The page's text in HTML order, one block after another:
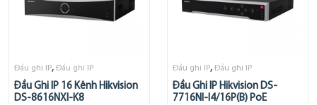
Đầu ghi IP, Đầu ghi IP
Đầu Ghi IP 16 Kênh Hikvision
DS-8616NXI-K8
Đầu ghi IP, Đầu ghi IP
Đầu Ghi IP Hikvision DS-
7716NI-I4/16P(B) PoE